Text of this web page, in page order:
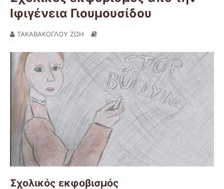
Ιφιγένεια Γιουμουσίδου
ΤΑΚΑΒΑΚΟΓΛΟΥ ΖΩΗ
Σχολικός εκφοβισμός